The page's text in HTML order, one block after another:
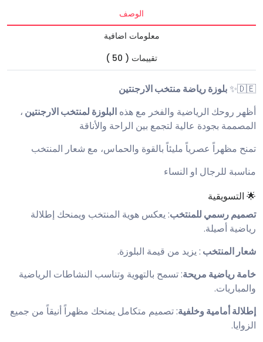
الوصف
معلومات اضافية
تقييمات ( 50 )
🇩🇪✨
بلوزة رياضة منتخب الارجنتين
أظهر روحك الرياضية والفخر مع هذه البلوزة لمنتخب الارجنتين ،
المصممة بجودة عالية لتجمع بين الراحة والأناقة
تمنح مظهراً عصرياً مليئاً بالقوة والحماس، مع شعار المنتخب
مناسبة للرجال او النساء
🌟 التسويقية
تصميم رسمي للمنتخب: يعكس هوية المنتخب ويمنحك إطلالة
رياضية أصيلة.
شعار المنتخب : يزيد من قيمة البلوزة.
خامة رياضية مريحة: تسمح بالتهوية وتناسب النشاطات الرياضية
والمباريات.
إطلالة أمامية وخلفية: تصميم متكامل يمنحك مظهراً أنيقاً من جميع
الزوايا.